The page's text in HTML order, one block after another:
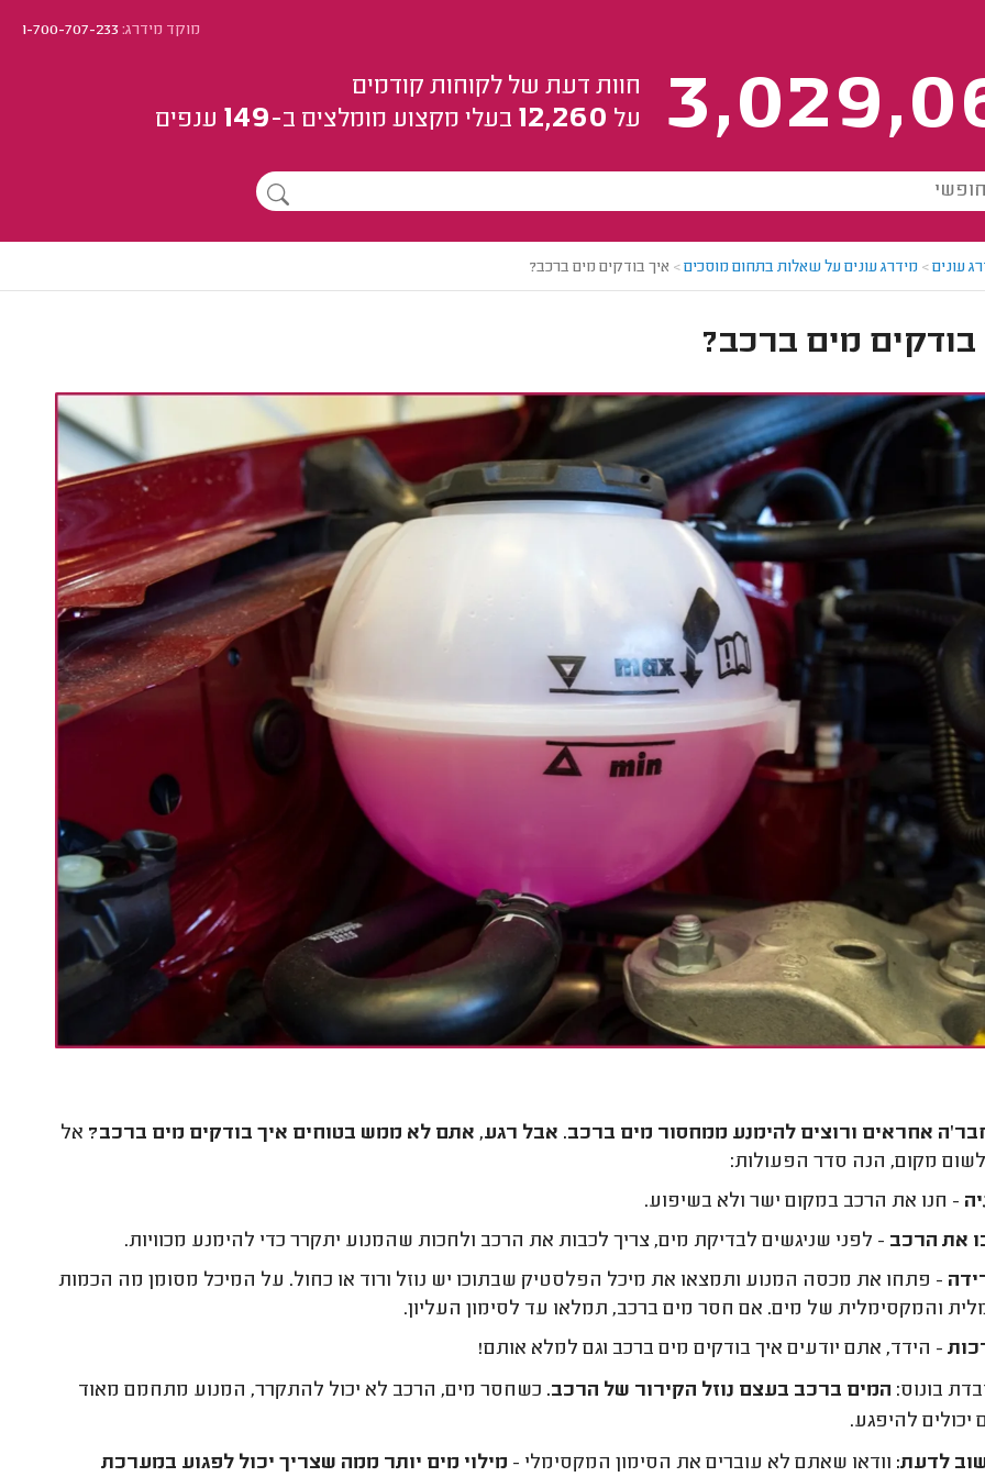
מוקד מידרג:1-700-707-233
חוות דעת של לקוחות קודמים
על 12,260 בעלי מקצוע מומלצים ב-149 ענפים
עונים> מידרג עונים על שאלות בתחום מוסכים> איך בודקים מים ברכב?
בודקים מים ברכב?
אחראים ורוצים להימנע ממחסור מים ברכב. אבל רגע, אתם לא ממש בטוחים איך בודקים מים ברכב? אל
מקום, הנה סדר הפעולות:
- חנו את הרכב במקום ישר ולא בשיפוע.
את הרכב - לפני שניגשים לבדיקת מים, צריך לכבות את הרכב ולחכות שהמנוע יתקרר כדי להימנע מכוויות.
- פתחו את מכסה המנוע ותמצאו את מיכל הפלסטיק שבתוכו יש נוזל ורוד או כחול. על המיכל מסומן מה הכמות
והמקסימלית של מים. אם חסר מים ברכב, תמלאו עד לסימון העליון.
- הידד, אתם יודעים איך בודקים מים ברכב וגם למלא אותם!
בונוס: המים ברכב בעצם נוזל הקירור של הרכב. כשחסר מים, הרכב לא יכול להתקרר, המנוע מתחמם מאוד
יכולים להיפגע.
לדעת: וודאו שאתם לא עוברים את הסימון המקסימלי - מילוי מים יותר ממה שצריך יכול לפגוע במערכת